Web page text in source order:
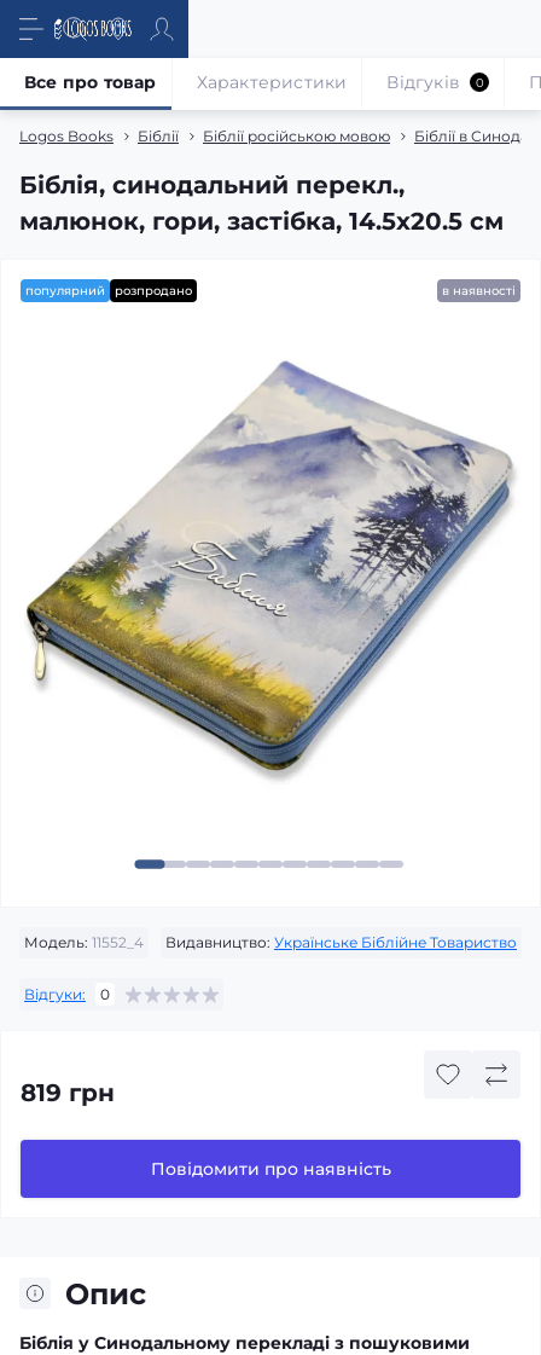
Logos Books Біблії Біблії російською мовою Біблії в
Біблія, синодальний перекл.,
малюнок, гори, застібка, 14.5x20.5 см
Все про товар Характеристики Відгуків 0
популярний розпродано в наявності
Модель: 11552_4 Видавництво: Українське Біблійне Товариство
Відгуки: 0
819 грн
Повідомити про наявність
Опис
Біблія у Синодальному перекладі з пошуковими